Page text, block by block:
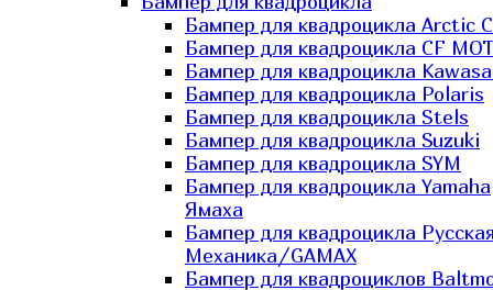
Бампер для квадроцикла Arctic
Бампер для квадроцикла CF
Бампер для квадроцикла
Бампер для квадроцикла Polaris
Бампер для квадроцикла Stels
Бампер для квадроцикла Suzuki
Бампер для квадроцикла SYM
Бампер для квадроцикла Yamaha
Ямаха
Бампер для квадроцикла
Механика/GAMAX
Бампер для квадроциклов